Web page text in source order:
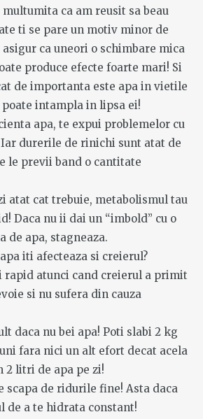
multumita ca am reusit sa beau
ti se pare un motiv minor de
ca uneori o schimbare mica
produce efecte foarte mari! Si
de importanta este apa in vietile
poate intampla in lipsa ei!
apa, te expui problemelor cu
durerile de rinichi sunt atat de
le previi band o cantitate
atat cat trebuie, metabolismul tau
Daca nu ii dai un “imbold” cu o
de apa, stagneaza.
iti afecteaza si creierul?
rapid atunci cand creierul a primit
si nu sufera din cauza
daca nu bei apa! Poti slabi 2 kg
fara nici un alt efort decat acela
2 litri de apa pe zi!
scapa de ridurile fine! Asta daca
de a te hidrata constant!